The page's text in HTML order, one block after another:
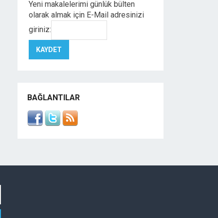
Yeni makalelerimi günlük bülten
olarak almak için E-Mail adresinizi
giriniz:
BAĞLANTILAR